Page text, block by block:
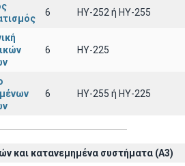
6 ΗΥ-252 ή ΗΥ-255
6 HY-225
6 ΗΥ-255 ή HY-225
και κατανεμημένα συστήματα (A3)